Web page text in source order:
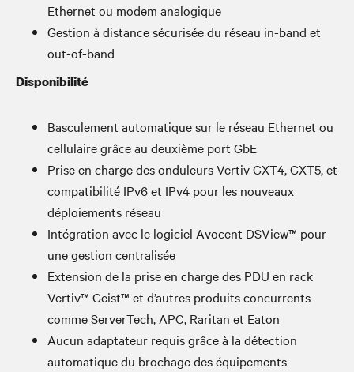
Ethernet ou modem analogique
Gestion à distance sécurisée du réseau in-band et
out-of-band
Disponibilité
Basculement automatique sur le réseau Ethernet ou
cellulaire grâce au deuxième port GbE
Prise en charge des onduleurs Vertiv GXT4, GXT5, et
compatibilité IPv6 et IPv4 pour les nouveaux
déploiements réseau
Intégration avec le logiciel Avocent DSView™ pour
une gestion centralisée
Extension de la prise en charge des PDU en rack
Vertiv™ Geist™ et d’autres produits concurrents
comme ServerTech, APC, Raritan et Eaton
Aucun adaptateur requis grâce à la détection
automatique du brochage des équipements